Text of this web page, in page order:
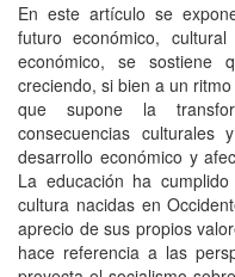
En este artículo se
futuro económico,
económico, se sostiene
creciendo, si bien a un
que supone la
consecuencias
desarrollo económico y
La educación ha
cultura nacidas en
aprecio de sus propios
hace referencia a las